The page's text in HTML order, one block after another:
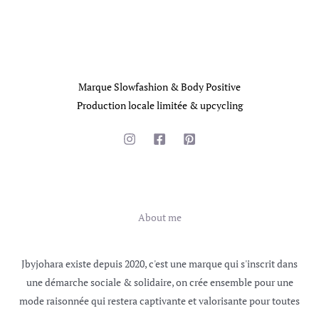
Marque Slowfashion & Body Positive
Production locale limitée & upcycling
About me
Jbyjohara existe depuis 2020, c'est une marque qui s'inscrit dans
une démarche sociale & solidaire, on crée ensemble pour une
mode raisonnée qui restera captivante et valorisante pour toutes